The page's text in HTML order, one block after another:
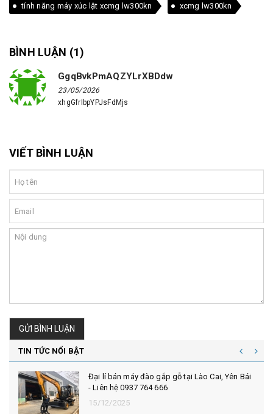
tính năng máy xúc lật xcmg lw300kn xcmg lw300kn
BÌNH LUẬN (1)
GgqBvkPmAQZYLrXBDdw
23/05/2026
xhgGfrIbpYPJsFdMjs
VIẾT BÌNH LUẬN
GỬI BÌNH LUẬN
TIN TỨC NỔI BẬT
Đại lí bán máy đào gắp gỗ tại Lào Cai, Yên Bái
- Liên hệ 0937 764 666
15/12/2025